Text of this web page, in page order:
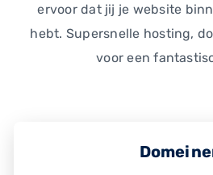
ervoor dat jij je website
hebt. Supersnelle hosting,
voor een